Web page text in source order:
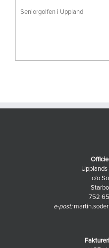
Seniorgolfen i Uppland
Upplands
c/o
752
e-post: